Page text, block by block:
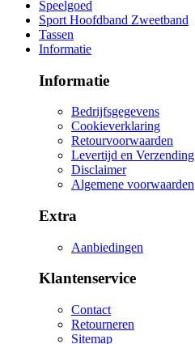
Speelgoed
Sport Hoofdband Zweetband
Tassen
Informatie
Informatie
Bedrijfsgegevens
Cookieverklaring
Retourvoorwaarden
Levertijd en Verzending
Disclaimer
Algemene voorwaarden
Extra
Aanbiedingen
Klantenservice
Contact
Retourneren
Sitemap